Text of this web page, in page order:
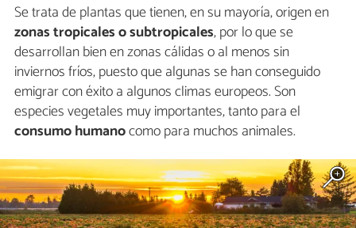
Se trata de plantas que tienen, en su mayoría, origen en
zonas tropicales o subtropicales, por lo que se
desarrollan bien en zonas cálidas o al menos sin
inviernos fríos, puesto que algunas se han conseguido
emigrar con éxito a algunos climas europeos. Son
especies vegetales muy importantes, tanto para el
consumo humanocomo para muchos animales.